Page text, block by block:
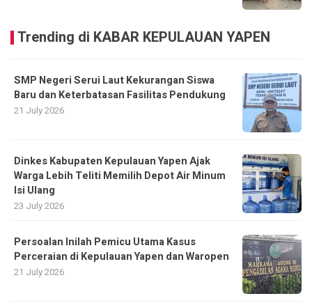
Trending di KABAR KEPULAUAN YAPEN
SMP Negeri Serui Laut Kekurangan Siswa
Baru dan Keterbatasan Fasilitas Pendukung
21 July 2026
Dinkes Kabupaten Kepulauan Yapen Ajak
Warga Lebih Teliti Memilih Depot Air Minum
Isi Ulang
23 July 2026
Persoalan Inilah Pemicu Utama Kasus
Perceraian di Kepulauan Yapen dan Waropen
21 July 2026